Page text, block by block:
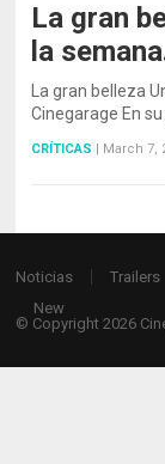
La gran
la
La gran belleza
Cinegarage En
CRÍTICAS March 7,
Noticias Trailers
New
© Copyright 2026